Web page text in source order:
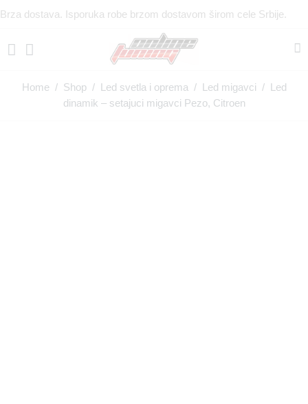
Brza dostava. Isporuka robe brzom dostavom širom cele Srbije.
Home/ Shop/ Led svetla i oprema / Led migavci / Led
dinamik – setajuci migavci Pezo, Citroen